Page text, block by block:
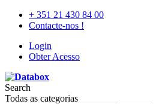
+ 351 21 430 84 00
Contacte-nos !
Login
Obter Acesso
Search
Todas as categorias